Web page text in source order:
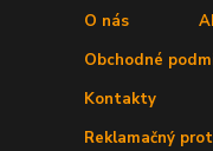
O nás
Obchodné
Kontakty
Reklamačný